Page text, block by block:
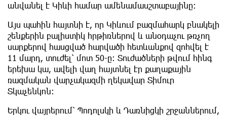
անվանել է Կիևի համար ամենամասշտաբայինը։
Այս պահին հայտնի է, որ Կիևում բազմահարկ բնակելի
շենքերին բալիստիկ հրթիռներով և անօդաչու թռչող
սարքերով հասցված հարվածի հետևանքով զոհվել է
11 մարդ, տուժել՝ մոտ 50-ը։ Տուժածների թվում հինգ
երեխա կա, ավելի վաղ հայտնել էր քաղաքային
ռազմական վարչակազմի ղեկավար Տիմուր
Տկաչենկոն։
Երկու վայրերում՝ Պոդոլսկի և Դառնիցկի շրջաններում,